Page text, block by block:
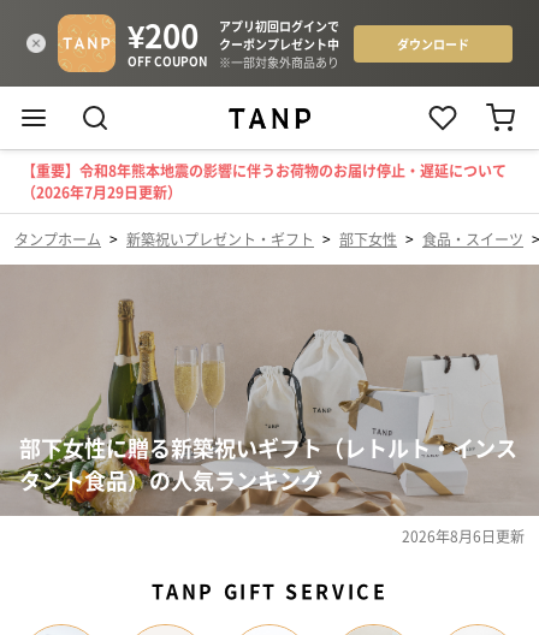
【重要】令和8年熊本地震の影響に伴うお荷物のお届け停止・遅延について
（2026年7月29日更新）
タンプホーム > 新築祝いプレゼント・ギフト > 部下女性 > 食品・スイーツ
部下女性に贈る新築祝いギフト（レトルト・インス
タント食品）の人気ランキング
2026年8月6日更新
TANP GIFT SERVICE